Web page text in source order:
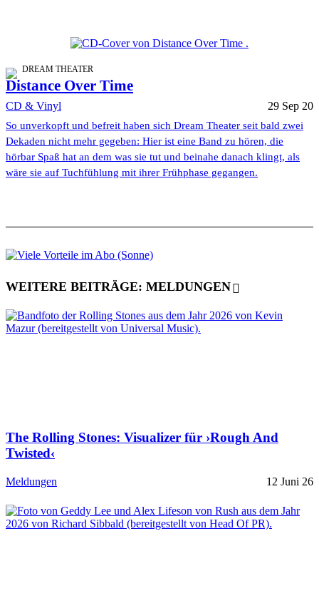
DREAM THEATER
Distance Over Time
CD & Vinyl 29 Sep 20
So unverkopft und befreit haben sich Dream Theater seit bald zwei
Dekaden nicht mehr gegeben: Hier ist eine Band zu hören, die
hörbar Spaß hat an dem was sie tut und beinahe danach klingt, als
wäre sie auf Tuchfühlung mit ihrer Frühphase gegangen.
WEITERE BEITRÄGE: MELDUNGEN
The Rolling Stones: Visualizer für ›Rough And
Twisted‹
Meldungen 12 Juni 26